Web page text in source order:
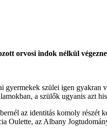
orvosi indok nélkül
szülei igen
a szülők ugyanis azt
az identitás komoly
Oulette, az Albany